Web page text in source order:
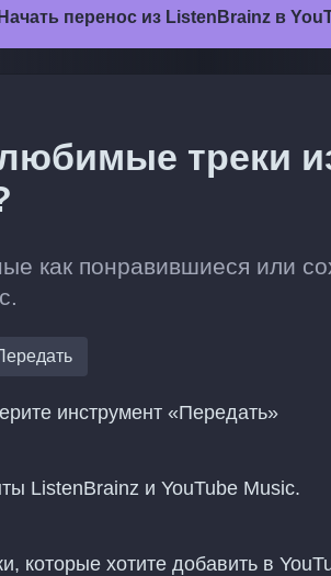
Начать перенос из ListenBrainz в
треки
как понравившиеся или
инструмент «Передать»
ListenBrainz и YouTube Music.
которые хотите добавить в